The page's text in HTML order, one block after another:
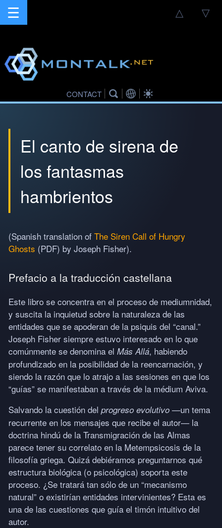
▽
△
☰
CONTACT
El canto de sirena de
los fantasmas
hambrientos
(Spanish translation of The Siren Call of Hungry
Ghosts (PDF) by Joseph Fisher).
Prefacio a la traducción castellana
Este libro se concentra en el proceso de mediumnidad,
y suscita la inquietud sobre la naturaleza de las
entidades que se apoderan de la psiquis del “canal.”
Joseph Fisher siempre estuvo interesado en lo que
comúnmente se denomina el Más Allá, habiendo
profundizado en la posibilidad de la reencarnación, y
siendo la razón que lo atrajo a las sesiones en que los
“guías” se manifestaban a través de la médium Aviva.
Salvando la cuestión del progreso evolutivo —un tema
recurrente en los mensajes que recibe el autor— la
doctrina hindú de la Transmigración de las Almas
parece tener su correlato en la Metempsicosis de la
filosofía griega. Quizá debiéramos preguntarnos qué
estructura biológica (o psicológica) soporta este
proceso. ¿Se tratará tan sólo de un “mecanismo
natural” o existirían entidades intervinientes? Esta es
una de las cuestiones que guía el timón intuitivo del
autor.